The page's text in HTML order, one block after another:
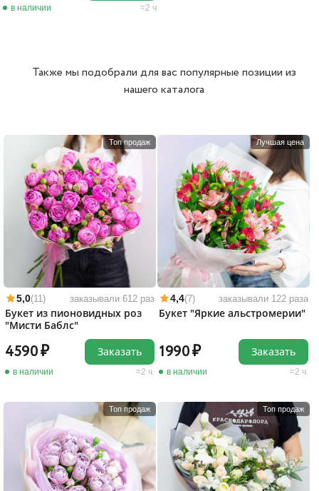
в наличии 2 ч
Также мы подобрали для вас популярные позиции из
нашего каталога
Топ продаж
5,0(11) заказывали 612 раз
Букет из пионовидных роз
"Мисти Баблс"
4590
в наличии 2 ч.
Заказать
Лучшая цена
4,4(7) заказывали 122 раза
Букет "Яркие альстромерии"
1990
в наличии 2 ч.
Заказать
Топ продаж Топ продаж